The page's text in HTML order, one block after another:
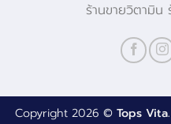
ร้านขายวิตามิน
Copyright 2026 © Tops